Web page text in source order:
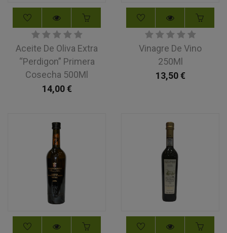
Aceite De Oliva Extra
“Perdigon” Primera
Cosecha 500Ml
14,00€
Vinagre De Vino
250Ml
13,50€